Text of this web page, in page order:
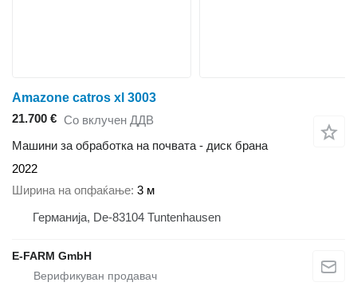
Amazone catros xl 3003
21.700 € Со вклучен ДДВ
Машини за обработка на почвата - диск брана
2022
Ширина на опфаќање 3 м
Германија, De-83104 Tuntenhausen
E-FARM GmbH